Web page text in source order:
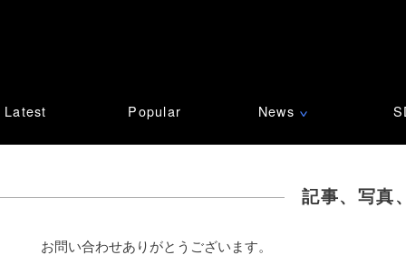
Latest Popular News ∨
記事、写真
お問い合わせありがとうございます。